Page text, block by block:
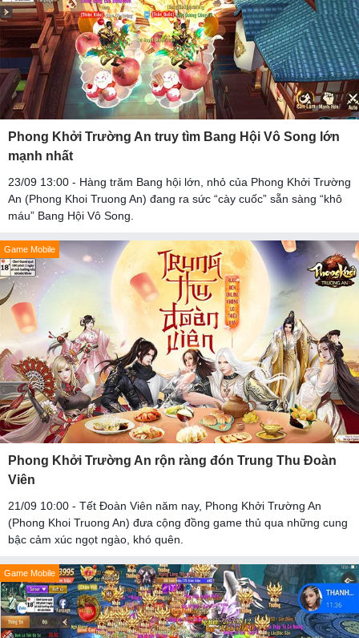
Phong Khởi Trường An truy tìm Bang Hội Vô Song lớn
mạnh nhất
23/09 13:00 - Hàng trăm Bang hội lớn, nhỏ của Phong Khởi Trường
An (Phong Khoi Truong An) đang ra sức “cày cuốc” sẵn sàng “khô
máu” Bang Hội Vô Song.
Game Mobile
Phong Khởi Trường An rộn ràng đón Trung Thu Đoàn
Viên
21/09 10:00 - Tết Đoàn Viên năm nay, Phong Khởi Trường An
(Phong Khoi Truong An) đưa cộng đồng game thủ qua những cung
bậc cảm xúc ngọt ngào, khó quên.
Game Mobile